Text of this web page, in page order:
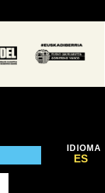
IDIOMA
ES